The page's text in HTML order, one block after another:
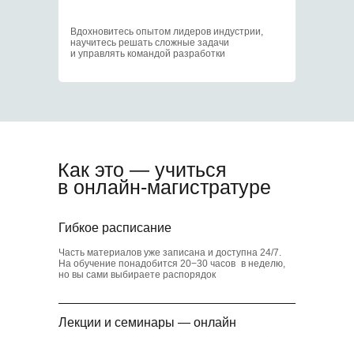
Вдохновитесь опытом лидеров индустрии,
научитесь решать сложные задачи
и управлять командой разработки
Как это — учиться
в онлайн-магистратуре
Гибкое расписание
Часть материалов уже записана и доступна 24/7.
На обучение понадобится 20−30 часов в неделю,
но вы сами выбираете распорядок
Лекции и семинары — онлайн
Коворкинг для